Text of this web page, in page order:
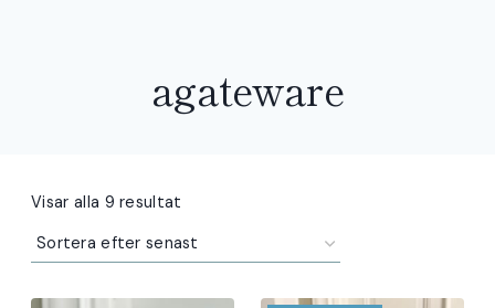
agateware
Visar alla 9 resultat
efter
senaste